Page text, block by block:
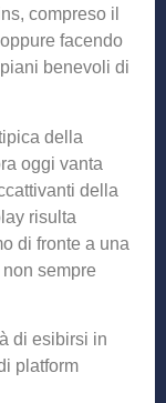
compreso il
facendo
benevoli di
della
oggi vanta
della
risulta
di fronte a una
sempre
di esibirsi in
platform